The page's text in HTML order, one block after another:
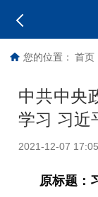
您的位置： 首页
中共中央
学习 习近
2021-12-07
原标题：